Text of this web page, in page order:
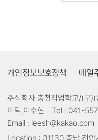
개인정보보호정책 메일
주식회사 충청직업학교/(구
미덕,이수현
Tel : 041-
Email : leesh@kakao.com
Location : 31130 충남 천안